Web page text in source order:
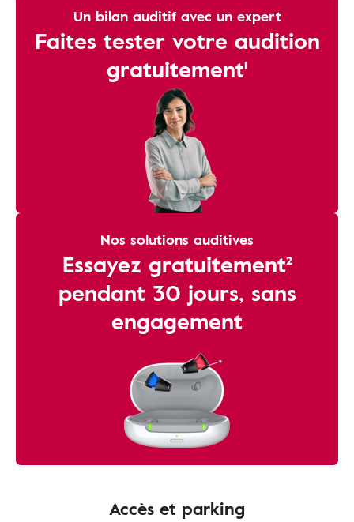
Un bilan auditif avec un expert
Faites tester votre audition
gratuitement¹
Nos solutions auditives
Essayez gratuitement²
pendant 30 jours, sans
engagement
Accès et parking